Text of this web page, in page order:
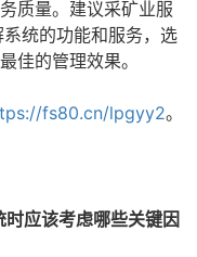
质量。建议采矿业服
统的功能和服务，选
佳的管理效果。
fs80.cn/lpgyy2。
应该考虑哪些关键因